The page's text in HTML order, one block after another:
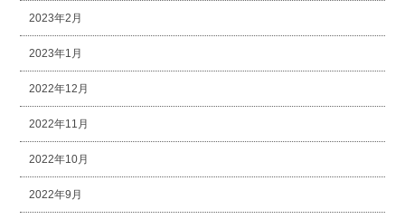
2023年2月
2023年1月
2022年12月
2022年11月
2022年10月
2022年9月